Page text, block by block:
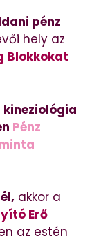
pénz
hely az
Blokkokat
Pénz
akkor a
Erő
az estén